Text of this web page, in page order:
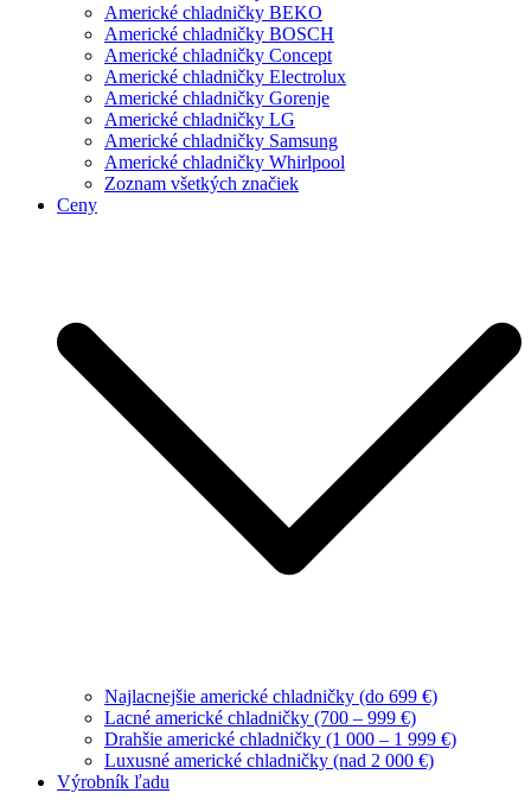
Americké chladničky BEKO
Americké chladničky BOSCH
Americké chladničky Concept
Americké chladničky Electrolux
Americké chladničky Gorenje
Americké chladničky LG
Americké chladničky Samsung
Americké chladničky Whirlpool
Zoznam všetkých značiek
Ceny
Najlacnejšie americké chladničky (do 699 €)
Lacné americké chladničky (700 – 999 €)
Drahšie americké chladničky (1 000 – 1 999 €)
Luxusné americké chladničky (nad 2 000 €)
Výrobník ľadu